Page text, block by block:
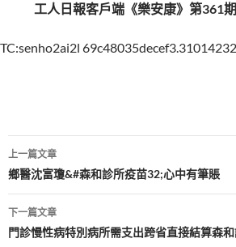
工人日報客戶端《樂安康》第361期
TC:senho2ai2l 69c48035decef3.31014232
文
章
導
覽
上一篇文章
鄉醫沈富瓊&#森和診所疫苗32;心中有筆賬
下一篇文章
門診慢性病特別病所需支出跨省直接結算森